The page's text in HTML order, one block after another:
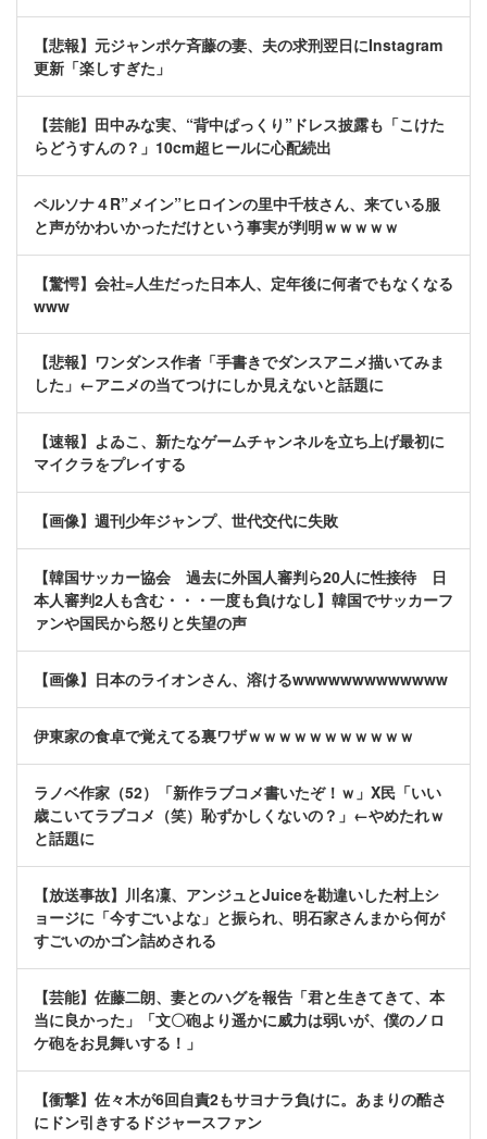
【悲報】元ジャンポケ斉藤の妻、夫の求刑翌日にInstagram
更新「楽しすぎた」
【芸能】田中みな実、“背中ぱっくり”ドレス披露も「こけた
らどうすんの？」10cm超ヒールに心配続出
ペルソナ４R”メイン”ヒロインの里中千枝さん、来ている服
と声がかわいかっただけという事実が判明ｗｗｗｗｗ
【驚愕】会社=人生だった日本人、定年後に何者でもなくなる
www
【悲報】ワンダンス作者「手書きでダンスアニメ描いてみま
した」←アニメの当てつけにしか見えないと話題に
【速報】よゐこ、新たなゲームチャンネルを立ち上げ最初に
マイクラをプレイする
【画像】週刊少年ジャンプ、世代交代に失敗
【韓国サッカー協会 過去に外国人審判ら20人に性接待 日
本人審判2人も含む・・・一度も負けなし】韓国でサッカーフ
ァンや国民から怒りと失望の声
【画像】日本のライオンさん、溶けるwwwwwwwwwwwww
伊東家の食卓で覚えてる裏ワザｗｗｗｗｗｗｗｗｗｗｗ
ラノベ作家（52）「新作ラブコメ書いたぞ！ｗ」X民「いい
歳こいてラブコメ（笑）恥ずかしくないの？」←やめたれｗ
と話題に
【放送事故】川名凜、アンジュとJuiceを勘違いした村上シ
ョージに「今すごいよな」と振られ、明石家さんまから何が
すごいのかゴン詰めされる
【芸能】佐藤二朗、妻とのハグを報告「君と生きてきて、本
当に良かった」「文〇砲より遥かに威力は弱いが、僕のノロ
ケ砲をお見舞いする！」
【衝撃】佐々木が6回自責2もサヨナラ負けに。あまりの酷さ
にドン引きするドジャースファン